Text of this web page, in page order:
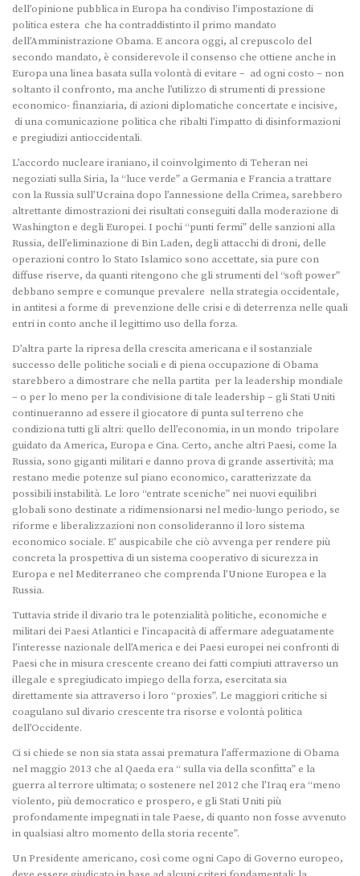
dell’opinione pubblica in Europa ha condiviso l’impostazione di
politica estera che ha contraddistinto il primo mandato
dell’Amministrazione Obama. E ancora oggi, al crepuscolo del
secondo mandato, è considerevole il consenso che ottiene anche in
Europa una linea basata sulla volontà di evitare – ad ogni costo – non
soltanto il confronto, ma anche l’utilizzo di strumenti di pressione
economico- finanziaria, di azioni diplomatiche concertate e incisive,
di una comunicazione politica che ribalti l’impatto di disinformazioni
e pregiudizi antioccidentali.
L’accordo nucleare iraniano, il coinvolgimento di Teheran nei
negoziati sulla Siria, la “luce verde” a Germania e Francia a trattare
con la Russia sull’Ucraina dopo l’annessione della Crimea, sarebbero
altrettante dimostrazioni dei risultati conseguiti dalla moderazione di
Washington e degli Europei. I pochi “punti fermi” delle sanzioni alla
Russia, dell’eliminazione di Bin Laden, degli attacchi di droni, delle
operazioni contro lo Stato Islamico sono accettate, sia pure con
diffuse riserve, da quanti ritengono che gli strumenti del “soft power”
debbano sempre e comunque prevalere nella strategia occidentale,
in antitesi a forme di prevenzione delle crisi e di deterrenza nelle quali
entri in conto anche il legittimo uso della forza.
D’altra parte la ripresa della crescita americana e il sostanziale
successo delle politiche sociali e di piena occupazione di Obama
starebbero a dimostrare che nella partita per la leadership mondiale
– o per lo meno per la condivisione di tale leadership – gli Stati Uniti
continueranno ad essere il giocatore di punta sul terreno che
condiziona tutti gli altri: quello dell’economia, in un mondo tripolare
guidato da America, Europa e Cina. Certo, anche altri Paesi, come la
Russia, sono giganti militari e danno prova di grande assertività; ma
restano medie potenze sul piano economico, caratterizzate da
possibili instabilità. Le loro “entrate sceniche” nei nuovi equilibri
globali sono destinate a ridimensionarsi nel medio-lungo periodo, se
riforme e liberalizzazioni non consolideranno il loro sistema
economico sociale. E’ auspicabile che ciò avvenga per rendere più
concreta la prospettiva di un sistema cooperativo di sicurezza in
Europa e nel Mediterraneo che comprenda l’Unione Europea e la
Russia.
Tuttavia stride il divario tra le potenzialità politiche, economiche e
militari dei Paesi Atlantici e l’incapacità di affermare adeguatamente
l’interesse nazionale dell’America e dei Paesi europei nei confronti di
Paesi che in misura crescente creano dei fatti compiuti attraverso un
illegale e spregiudicato impiego della forza, esercitata sia
direttamente sia attraverso i loro “proxies”. Le maggiori critiche si
coagulano sul divario crescente tra risorse e volontà politica
dell’Occidente.
Ci si chiede se non sia stata assai prematura l’affermazione di Obama
nel maggio 2013 che al Qaeda era “ sulla via della sconfitta” e la
guerra al terrore ultimata; o sostenere nel 2012 che l’Iraq era “meno
violento, più democratico e prospero, e gli Stati Uniti più
profondamente impegnati in tale Paese, di quanto non fosse avvenuto
in qualsiasi altro momento della storia recente”.
Un Presidente americano, così come ogni Capo di Governo europeo,